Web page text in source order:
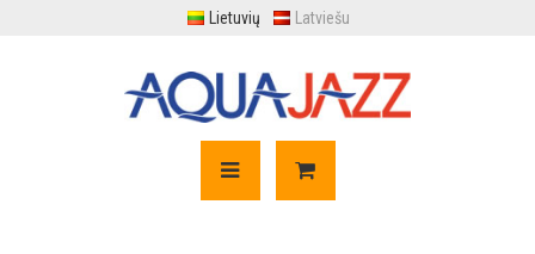
Lietuvių Latviešu